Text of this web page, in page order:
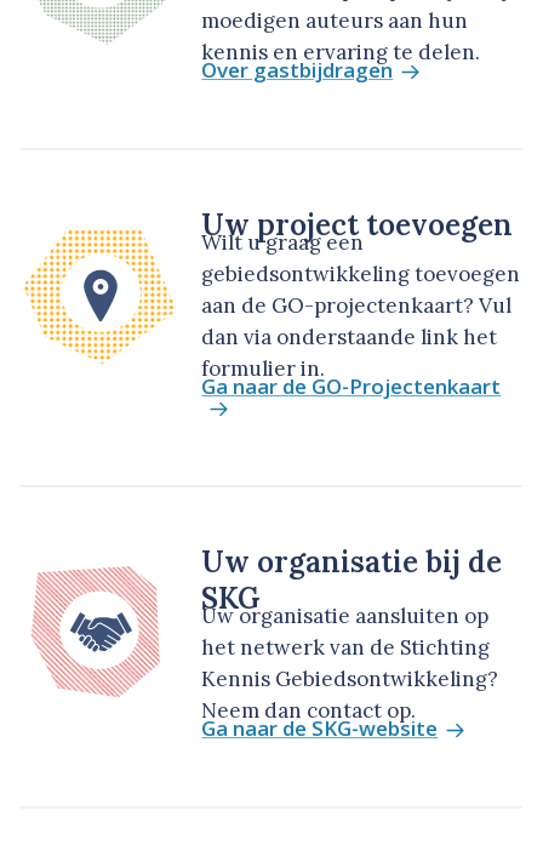
moedigen auteurs aan hun
kennis en ervaring te delen.
Over gastbijdragen
Uw project toevoegen
Wilt u graag een
gebiedsontwikkeling toevoegen
aan de GO-projectenkaart? Vul
dan via onderstaande link het
formulier in.
Ga naar de GO-Projectenkaart
Uw organisatie bij de
SKG
Uw organisatie aansluiten op
het netwerk van de Stichting
Kennis Gebiedsontwikkeling?
Neem dan contact op.
Ga naar de SKG-website